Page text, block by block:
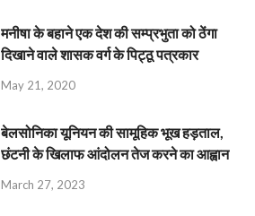
मनीषा के बहाने एक देश की सम्प्रभुता को ठेंगा
दिखाने वाले शासक वर्ग के पिट्ठू पत्रकार
May 21, 2020
बेलसोनिका यूनियन की सामूहिक भूख हड़ताल,
छंटनी के खिलाफ आंदोलन तेज करने का आह्वान
March 27, 2023